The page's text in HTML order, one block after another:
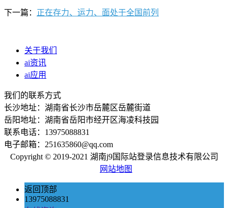
下一篇： 正在存力、运力、面处于全国前列
关于我们
ai资讯
ai应用
我们的联系方式
长沙地址：湖南省长沙市岳麓区岳麓街道
岳阳地址：湖南省岳阳市经开区海凌科技园
联系电话：13975088831
电子邮箱：251635860@qq.com
Copyright © 2019-2021 湖南j9国际站登录信息技术有限公司
网站地图
返回顶部
13975088831